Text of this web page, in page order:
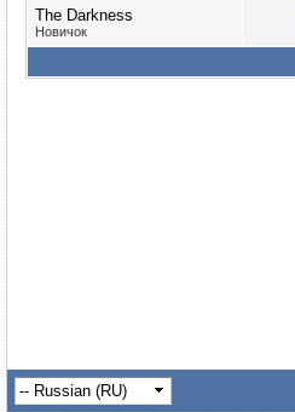
The Darkness
Новичок